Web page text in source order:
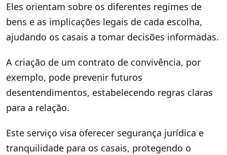
Eles orientam sobre os diferentes regimes de
bens e as implicações legais de cada escolha,
ajudando os casais a tomar decisões informadas.
A criação de um contrato de convivência, por
exemplo, pode prevenir futuros
desentendimentos, estabelecendo regras claras
para a relação.
Este serviço visa oferecer segurança jurídica e
tranquilidade para os casais, protegendo o